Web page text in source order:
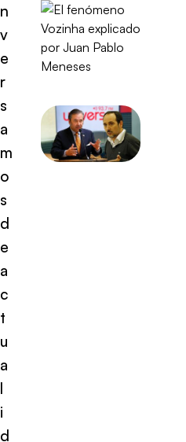
n
v
e
r
s
a
m
o
s
d
e
a
c
t
u
a
l
i
d